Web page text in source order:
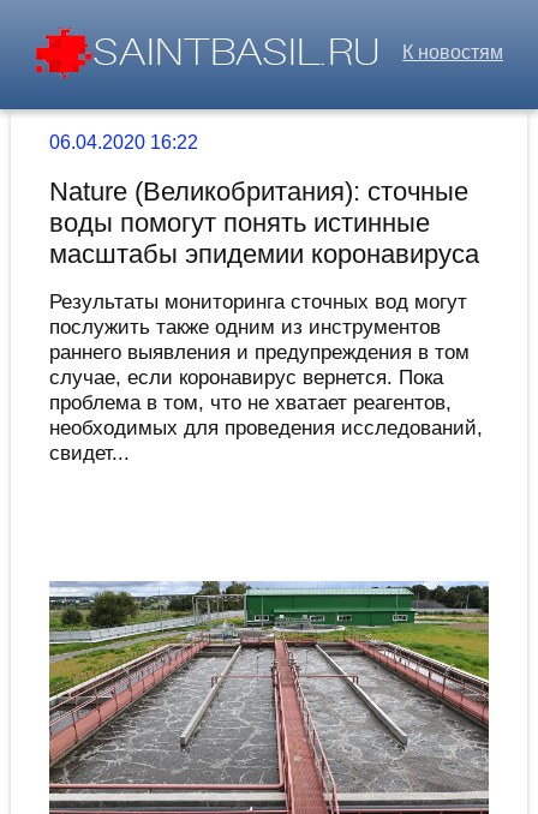
К новостям
06.04.2020 16:22
Nature (Великобритания): сточные
воды помогут понять истинные
масштабы эпидемии коронавируса
Результаты мониторинга сточных вод могут
послужить также одним из инструментов
раннего выявления и предупреждения в том
случае, если коронавирус вернется. Пока
проблема в том, что не хватает реагентов,
необходимых для проведения исследований,
свидет...